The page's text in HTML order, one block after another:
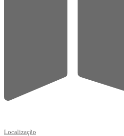
Localização